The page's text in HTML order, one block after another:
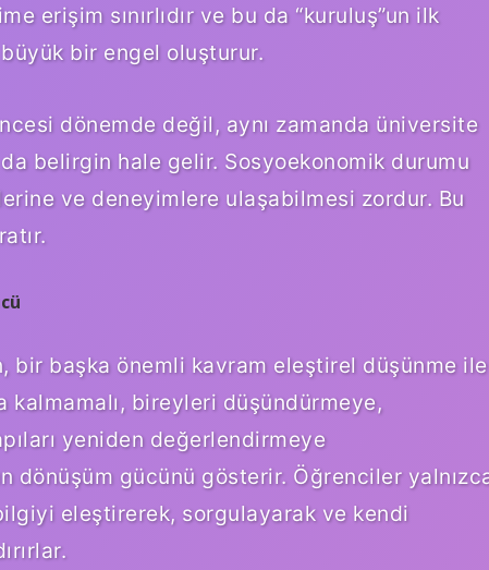
erişim sınırlıdır ve bu da “kuruluş”un ilk
bir engel oluşturur.
dönemde değil, aynı zamanda üniversite
belirgin hale gelir. Sosyoekonomik durumu
ve deneyimlere ulaşabilmesi zordur. Bu
bir başka önemli kavram eleştirel düşünme ile
bireyleri düşündürmeye,
yeniden değerlendirmeye
dönüşüm gücünü gösterir. Öğrenciler
eleştirerek, sorgulayarak ve kendi